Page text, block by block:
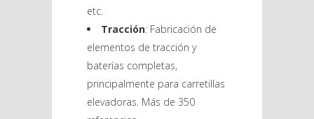
etc.
Tracción: Fabricación de
elementos de tracción y
baterías completas,
principalmente para carretillas
elevadoras. Más de 350